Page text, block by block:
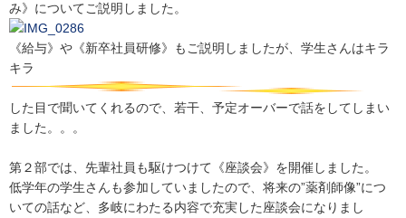
み》についてご説明しました。
《給与》や《新卒社員研修》もご説明しましたが、学生さんはキラ
キラ
した目で聞いてくれるので、若干、予定オーバーで話をしてしまい
ました。。。
第２部では、先輩社員も駆けつけて《座談会》を開催しました。
低学年の学生さんも参加していましたので、将来の”薬剤師像”につ
いての話など、多岐にわたる内容で充実した座談会になりまし